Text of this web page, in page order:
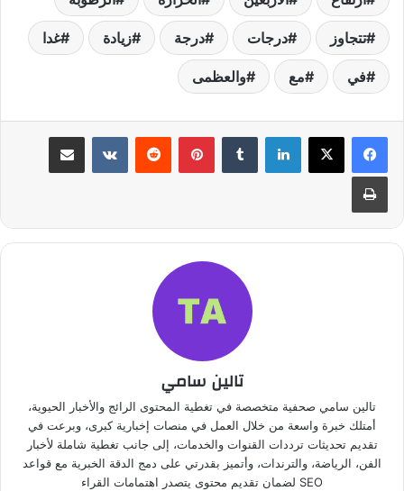
تتجاوز درجات درجة زيادة غدا
في مع والعظمى
لينكدإن بينتيريست مشاركة عبر البريد
طباعة
تالين سامي
تالين سامي صحفية متخصصة في تغطية المحتوى الرائج والأخبار الحيوية،
أمتلك خبرة واسعة من خلال العمل في منصات إخبارية كبرى، وبرعت في
تقديم تحديثات ترددات القنوات والخدمات، إلى جانب تغطية شاملة لأخبار
الفن، الرياضة، والترندات، وأتميز بقدرتي على دمج الدقة الخبرية مع قواعد
SEO لضمان تقديم محتوى يتصدر اهتمامات القراء